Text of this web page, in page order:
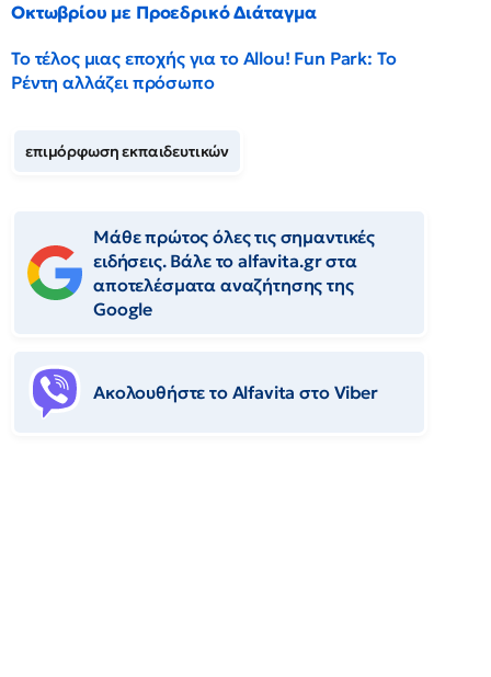
Οκτωβρίου με Προεδρικό Διάταγμα
Το τέλος μιας εποχής για το Allou! Fun Park: Το
Ρέντη αλλάζει πρόσωπο
επιμόρφωση εκπαιδευτικών
Μάθε πρώτος όλες τις σημαντικές
ειδήσεις. Βάλε το alfavita.gr στα
αποτελέσματα αναζήτησης της
Google
Ακολουθήστε το Αlfavita στο Viber